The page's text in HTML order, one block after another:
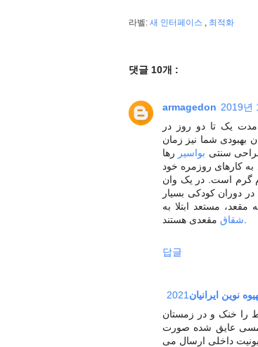
라벨: 새 인터페이스 , 최적화
댓글 10개 :
armagedon 2019년
یک تا دو روز در
بهبودی شما نیز زمان
سنتی بواسیر رها
به کارهای روزمره خود
گرم است. در یک وان
در دوران کودکی بسیار
مستعد ابتلا به
شقاق
답글
نوین ایرانیان
را خنک و در زمستان
مسی عایق شده صورت
داخلی ارسال می